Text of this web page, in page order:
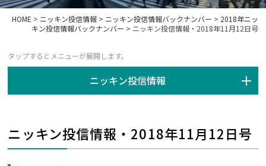
HOME > ニッキン投信情報> ニッキン投信情報バックナンバー > 2018年ニッ
キン投信情報バックナンバー > ニッキン投信情報・2018年11月12日号
ニッキン投信情報
ニッキン投信情報・2018年11月12日号